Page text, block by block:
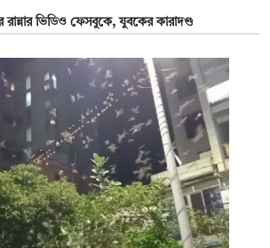
রান্নার ভিডিও ফেসবুকে, যুবকের কারাদণ্ড